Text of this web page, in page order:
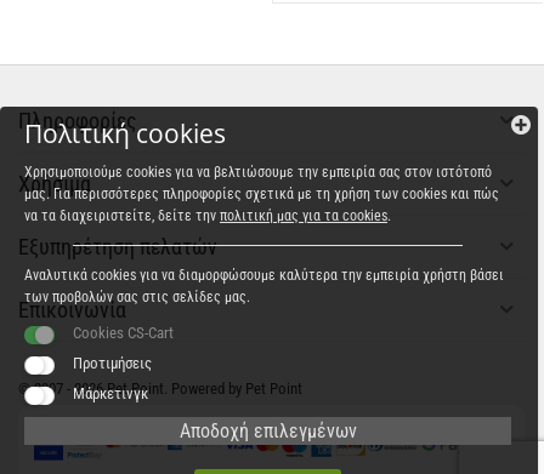
Πληροφορίες
Χρήσιμα
Εξυπηρέτηση πελατών
Επικοινωνία
© 2007 - 2026 Pet Point. Powered by Pet Point
Πολιτική cookies
Χρησιμοποιούμε cookies για να βελτιώσουμε την εμπειρία σας στον ιστότοπό
μας. Για περισσότερες πληροφορίες σχετικά με τη χρήση των cookies και πώς
να τα διαχειριστείτε, δείτε την πολιτική μας για τα cookies.
Αναλυτικά cookies για να διαμορφώσουμε καλύτερα την εμπειρία χρήστη βάσει
των προβολών σας στις σελίδες μας.
Cookies CS-Cart
Προτιμήσεις
Μάρκετινγκ
Αποδοχή επιλεγμένων